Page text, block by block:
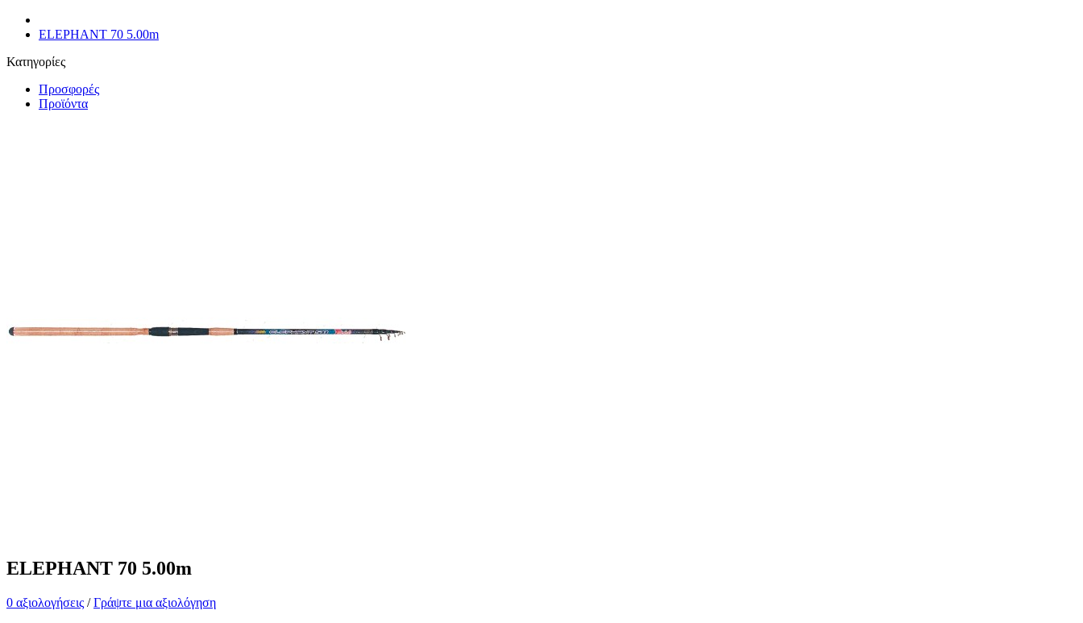
ELEPHANT 70 5.00m
Κατηγορίες
Προσφορές
Προϊόντα
ELEPHANT 70 5.00m
0 αξιολογήσεις /Γράψτε μια αξιολόγηση